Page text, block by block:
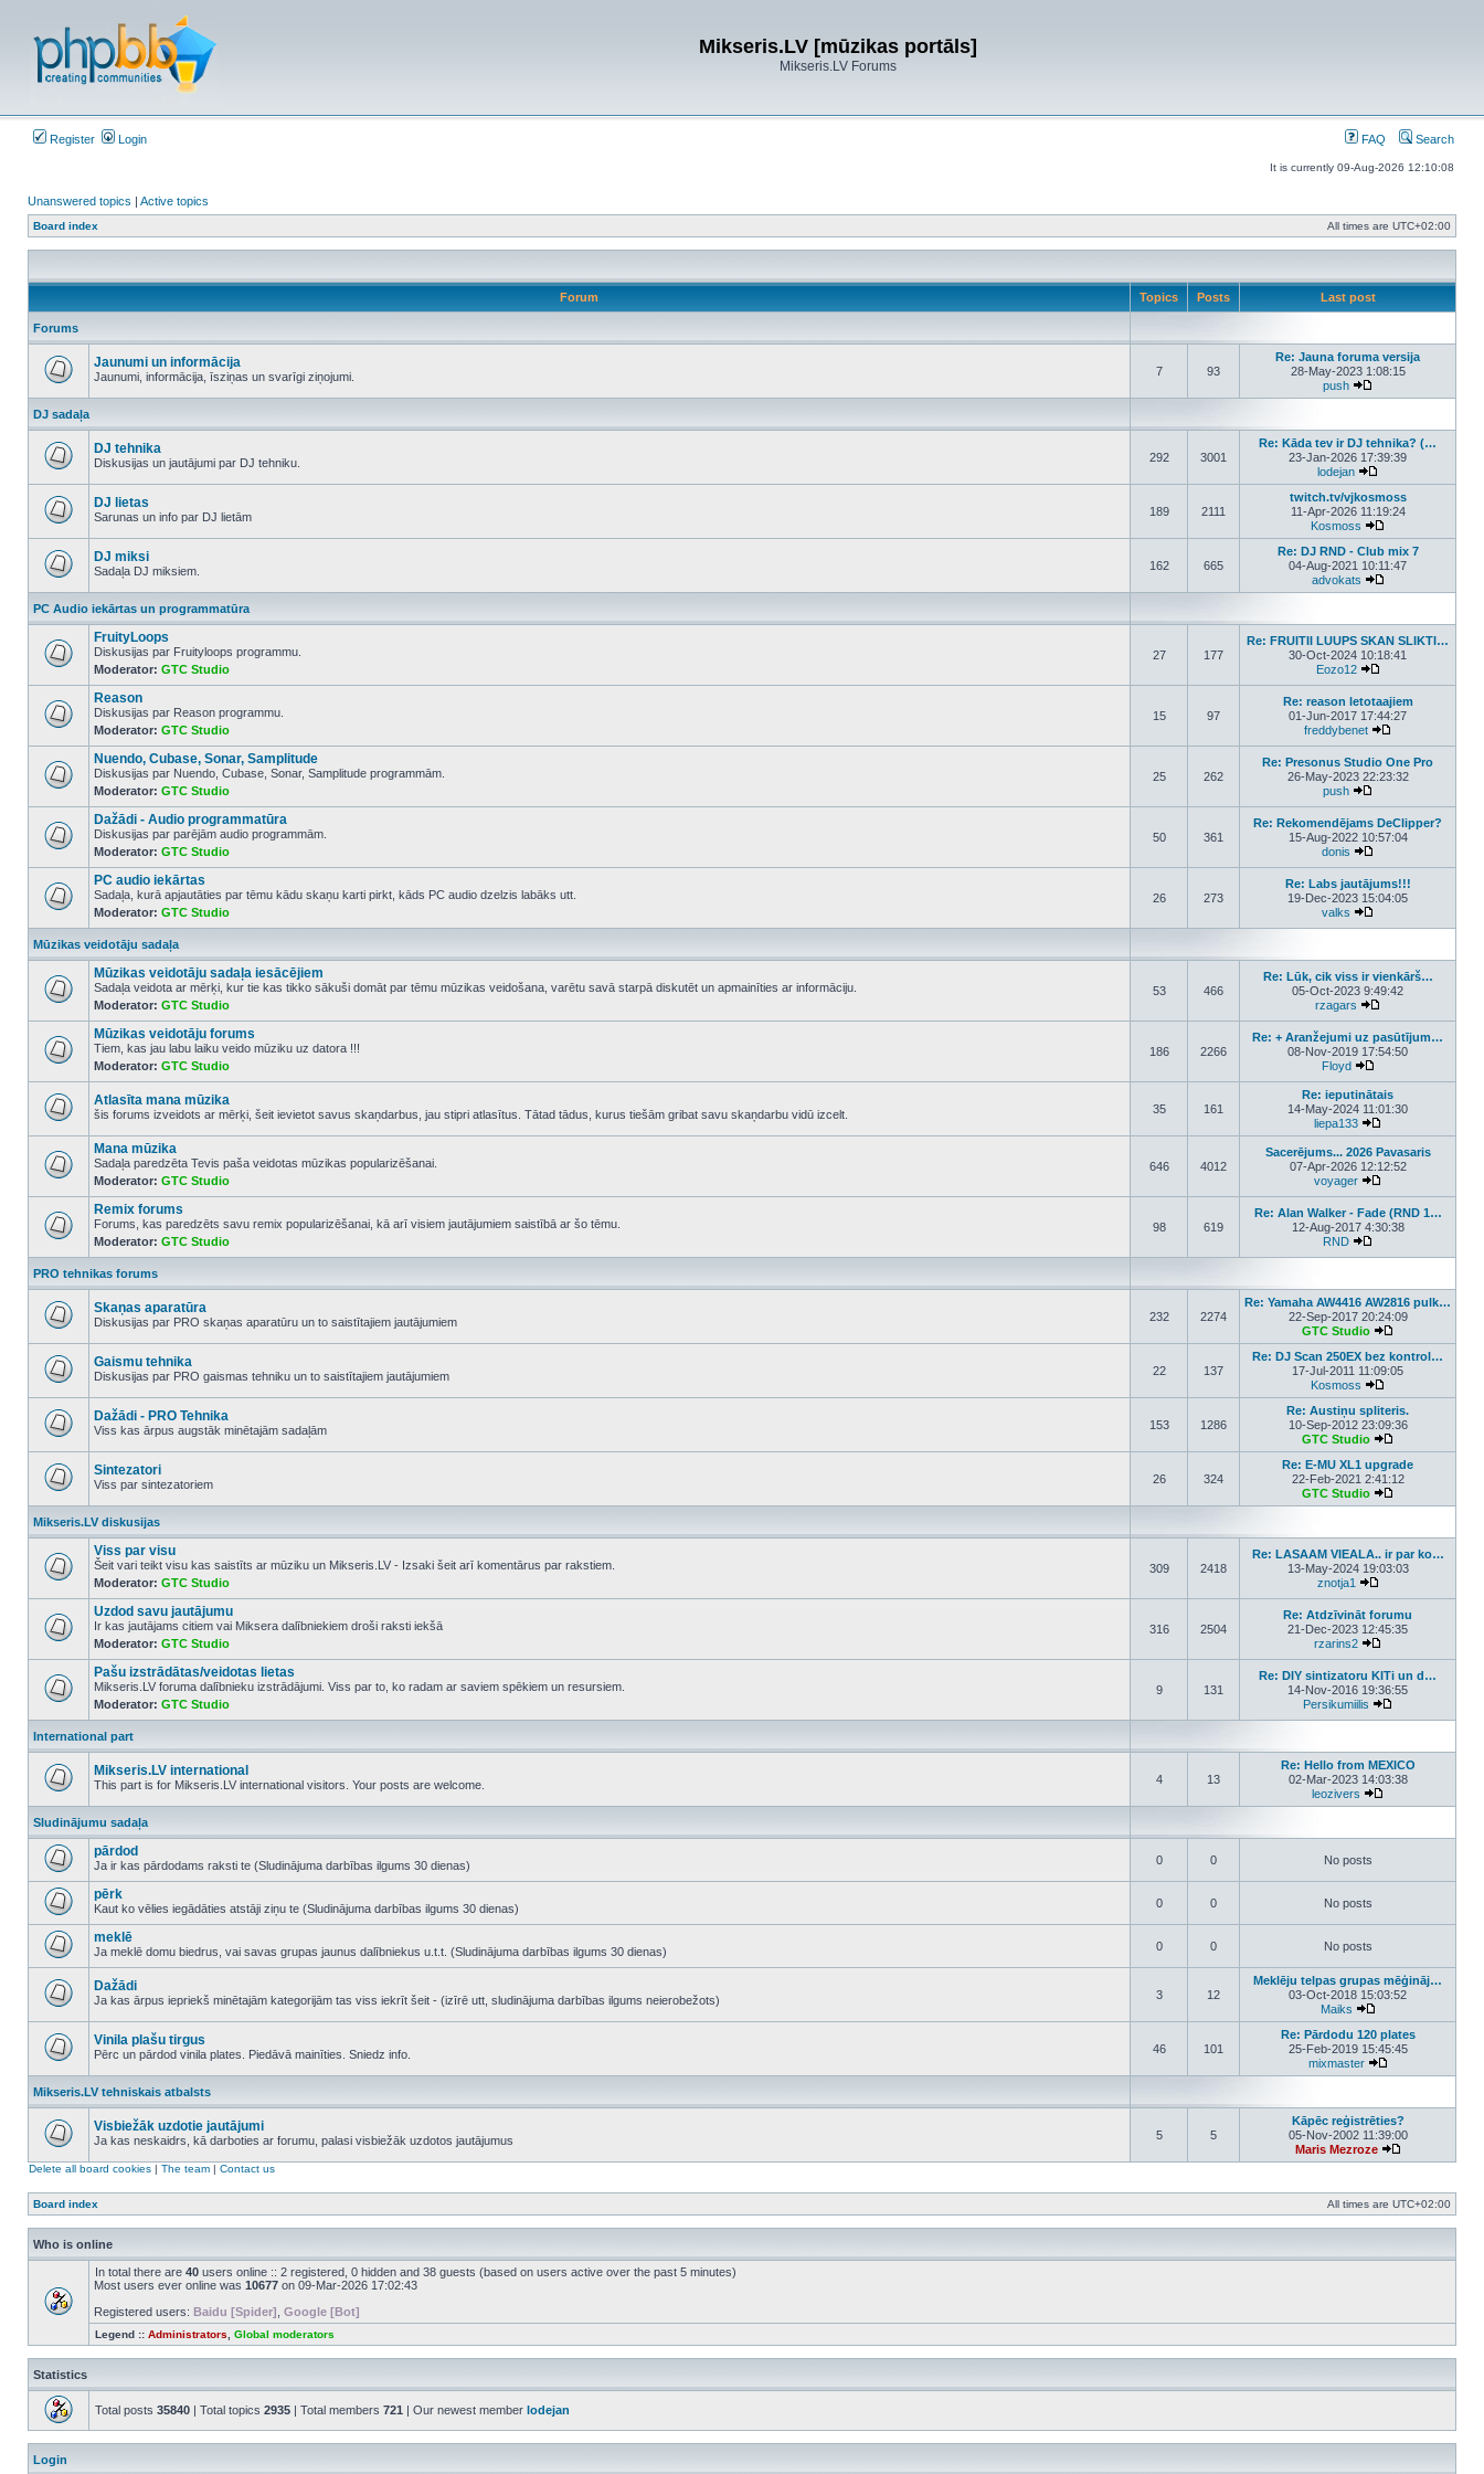
Mikseris.LV [mūzikas portāls]
Mikseris.LV Forums
Register Login FAQ Search
It is currently 09-Aug-2026 12:10:08
Unanswered topics | Active topics
Board index All times are UTC+02:00
Forum Topics Posts Last post
Forums
unread
posts
Jaunumi un informācija
Jaunumi, informācija, īsziņas un svarīgi ziņojumi. 7 93
Re: Jauna foruma versija
28-May-2023 1:08:15
push
View the latest post
DJ sadaļa
unread
posts
DJ tehnika
Diskusijas un jautājumi par DJ tehniku. 292 3001
Re: Kāda tev ir DJ tehnika? (…
23-Jan-2026 17:39:39
lodejan
View the latest post
unread
posts
DJ lietas
Sarunas un info par DJ lietām 189 2111
twitch.tv/vjkosmoss
11-Apr-2026 11:19:24
Kosmoss
View the latest
unread
posts
DJ miksi
Sadaļa DJ miksiem. 162 665
Re: DJ RND - Club mix 7
04-Aug-2021 10:11:47
advokats
View the latest
PC Audio iekārtas un programmatūra
No
unread
posts
FruityLoops
Diskusijas par Fruityloops programmu.
Moderator: GTC Studio
27 177
Re: FRUITII LUUPS SKAN SLIKTI…
30-Oct-2024 10:18:41
Eozo12
No
unread
posts
Reason
Diskusijas par Reason programmu.
Moderator: GTC Studio
15 97
Re: reason letotaajiem
01-Jun-2017 17:44:27
freddybenet
No
unread
posts
Nuendo, Cubase, Sonar, Samplitude
Diskusijas par Nuendo, Cubase, Sonar, Samplitude programmām.
Moderator: GTC Studio
25 262
Re: Presonus Studio One Pro
26-May-2023 22:23:32
push
No
unread
posts
Dažādi - Audio programmatūra
Diskusijas par parējām audio programmām.
Moderator: GTC Studio
50 361
Re: Rekomendējams DeClipper?
15-Aug-2022 10:57:04
donis
No
unread
posts
PC audio iekārtas
Sadaļa, kurā apjautāties par tēmu kādu skaņu karti pirkt, kāds PC audio dzelzis labāks utt.
Moderator: GTC Studio
26 273
Re: Labs jautājums!!!
19-Dec-2023 15:04:05
valks
Mūzikas veidotāju sadaļa
No
unread
posts
Mūzikas veidotāju sadaļa iesācējiem
Sadaļa veidota ar mērķi, kur tie kas tikko sākuši domāt par tēmu mūzikas veidošana, varētu savā starpā diskutēt un apmainīties ar informāciju.
Moderator: GTC Studio
53 466
Re: Lūk, cik viss ir vienkārš…
05-Oct-2023 9:49:42
rzagars
No
unread
posts
Mūzikas veidotāju forums
Tiem, kas jau labu laiku veido mūziku uz datora !!!
Moderator: GTC Studio
186 2266
Re: + Aranžejumi uz pasūtījum…
08-Nov-2019 17:54:50
Floyd
unread
posts
Atlasīta mana mūzika
šis forums izveidots ar mērķi, šeit ievietot savus skaņdarbus, jau stipri atlasītus. Tātad tādus, kurus tiešām gribat savu skaņdarbu vidū izcelt. 35 161
Re: ieputinātais
14-May-2024 11:01:30
liepa133
View the latest post
No
unread
posts
Mana mūzika
Sadaļa paredzēta Tevis paša veidotas mūzikas popularizēšanai.
Moderator: GTC Studio
646 4012
Sacerējums... 2026 Pavasaris
07-Apr-2026 12:12:52
voyager
No
unread
posts
Remix forums
Forums, kas paredzēts savu remix popularizēšanai, kā arī visiem jautājumiem saistībā ar šo tēmu.
Moderator: GTC Studio
98 619
Re: Alan Walker - Fade (RND 1…
12-Aug-2017 4:30:38
RND
PRO tehnikas forums
unread
posts
Skaņas aparatūra
Diskusijas par PRO skaņas aparatūru un to saistītajiem jautājumiem 232 2274
Re: Yamaha AW4416 AW2816 pulk…
22-Sep-2017 20:24:09
GTC Studio
View the latest
unread
posts
Gaismu tehnika
Diskusijas par PRO gaismas tehniku un to saistītajiem jautājumiem 22 137
Re: DJ Scan 250EX bez kontrol…
17-Jul-2011 11:09:05
Kosmoss
View the latest
unread
posts
Dažādi - PRO Tehnika
Viss kas ārpus augstāk minētajām sadaļām 153 1286
Re: Austiņu spliteris.
10-Sep-2012 23:09:36
GTC Studio
View the latest
unread
posts
Sintezatori
Viss par sintezatoriem 26 324
Re: E-MU XL1 upgrade
22-Feb-2021 2:41:12
GTC Studio
View the latest
Mikseris.LV diskusijas
No
unread
posts
Viss par visu
Šeit vari teikt visu kas saistīts ar mūziku un Mikseris.LV - Izsaki šeit arī komentārus par rakstiem.
Moderator: GTC Studio
309 2418
Re: LASAAM VIEALA.. ir par ko…
13-May-2024 19:03:03
znotja1
No
unread
posts
Uzdod savu jautājumu
Ir kas jautājams citiem vai Miksera dalībniekiem droši raksti iekšā
Moderator: GTC Studio
316 2504
Re: Atdzīvināt forumu
21-Dec-2023 12:45:35
rzarins2
No
unread
posts
Pašu izstrādātas/veidotas lietas
Mikseris.LV foruma dalībnieku izstrādājumi. Viss par to, ko radam ar saviem spēkiem un resursiem.
Moderator: GTC Studio
9 131
Re: DIY sintizatoru KITi un d…
14-Nov-2016 19:36:55
Persikumiilis
International part
unread
posts
Mikseris.LV international
This part is for Mikseris.LV international visitors. Your posts are welcome. 4 13
Re: Hello from MEXICO
02-Mar-2023 14:03:38
leozivers
View the latest
Sludinājumu sadaļa
unread
posts
pārdod
Ja ir kas pārdodams raksti te (Sludinājuma darbības ilgums 30 dienas) 0 0 No posts
unread
posts
pērk
Kaut ko vēlies iegādāties atstāji ziņu te (Sludinājuma darbības ilgums 30 dienas) 0 0 No posts
unread
posts
meklē
Ja meklē domu biedrus, vai savas grupas jaunus dalībniekus u.t.t. (Sludinājuma darbības ilgums 30 dienas) 0 0 No posts
unread
posts
Dažādi
Ja kas ārpus iepriekš minētajām kategorijām tas viss iekrīt šeit - (izīrē utt, sludinājuma darbības ilgums neierobežots) 3 12
Meklēju telpas grupas mēģināj…
03-Oct-2018 15:03:52
Maiks
View the latest post
unread
posts
Vinila plašu tirgus
Pērc un pārdod vinila plates. Piedāvā mainīties. Sniedz info. 46 101
Re: Pārdodu 120 plates
25-Feb-2019 15:45:45
mixmaster
View the latest
Mikseris.LV tehniskais atbalsts
unread
Visbiežāk uzdotie jautājumi
Ja kas neskaidrs, kā darboties ar forumu, palasi visbiežāk uzdotos jautājumus 5 5
Kāpēc reģistrēties?
05-Nov-2002 11:39:00
Maris Mezroze
View the latest
Delete all board cookies | The team | Contact us
Board index All times are UTC+02:00
Who is online
In total there are 40 users online :: 2 registered, 0 hidden and 38 guests (based on users active over the past 5 minutes)
Most users ever online was 10677 on 09-Mar-2026 17:02:43
Registered users: Baidu [Spider] Google [Bot]
Legend :: Administrators Global moderators
Statistics
Total posts 35840 | Total topics 2935 | Total members 721 | Our newest member lodejan
Login